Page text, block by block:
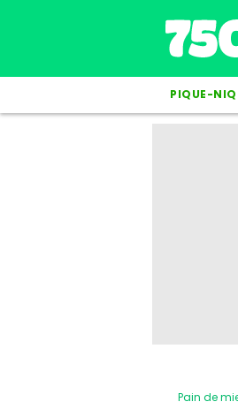
PIQUE-
Pain de